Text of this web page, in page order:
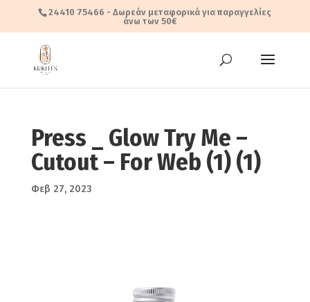
24410 75466 - Δωρεάν μεταφορικά για παραγγελίες
άνω των 50€
Press _ Glow Try Me –
Cutout – For Web (1) (1)
Φεβ 27, 2023